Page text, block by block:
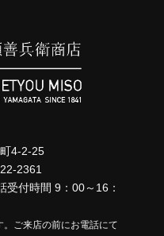
4-2-25
2361
付時間 9：00～16：
ご来店の前にお電話にて